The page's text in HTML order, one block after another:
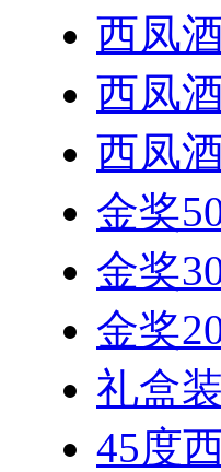
西凤
西凤
西凤
金奖
金奖
金奖
礼盒
45度